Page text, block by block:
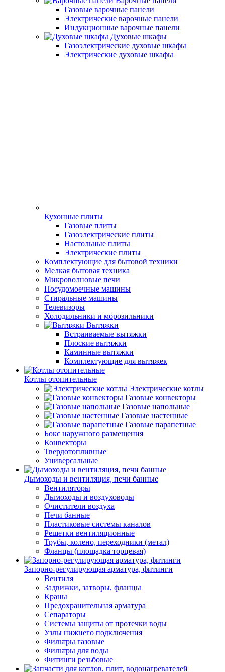
Газовые варочные панели
Электрические варочные панели
Индукционные варочные панели
Духовые шкафы
Газоэлектрические духовые шкафы
Электрические духовые шкафы
Кухонные плиты
Газовые плиты
Газоэлектрические плиты
Настольные плиты
Электрические плиты
Комплектующие для бытовой техники
Мелкая бытовая техника
Микроволновые печи
Посудомоечные машины
Стиральные машины
Телевизоры
Холодильники и морозильники
Вытяжки
Встраиваемые вытяжки
Плоские вытяжки
Каминные вытяжки
Комплектующие для вытяжек
Котлы отопительные
Электрические котлы
Газовые конвекторы
Газовые напольные
Газовые настенные
Газовые парапетные
Бокс наружного размещения
Конвекторы
Твердотопливные
Универсальные
Дымоходы и вентиляция, печи банные
Вентиляторы
Дымоходы и воздуховоды
Очистители воздуха
Печи банные
Пластиковые системы каналов
Решетки вентиляционные
Трубы, колено, переходники (метал)
Фланцы (площадка торцевая)
Запорно-регулирующая арматура, фитинги
Вентиля
Задвижки, затворы, фланцы
Краны
Предохранительная арматура
Сепараторы
Системы защиты от протечки воды
Узлы нижнего подключения
Фильтры газовые
Фильтры для воды
Фитинги резьбовые